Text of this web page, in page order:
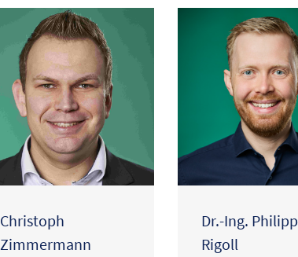
Christoph
Zimmermann
Dr.-Ing. Philipp
Rigoll